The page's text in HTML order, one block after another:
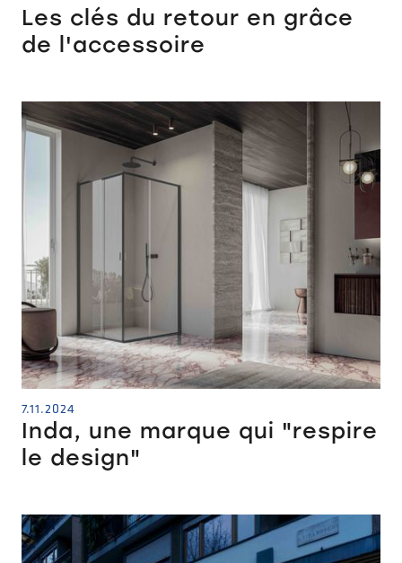
Les clés du retour en grâce
de l'accessoire
7.11.2024
Inda, une marque qui "respire
le design"